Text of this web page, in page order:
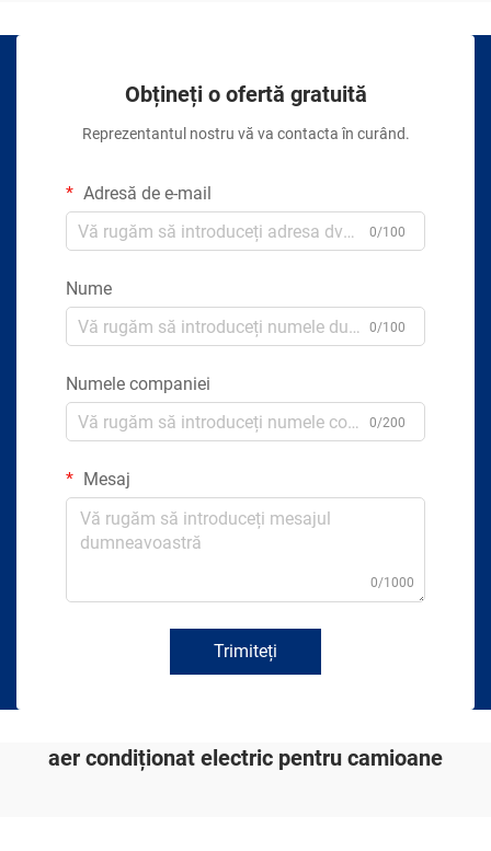
Obțineți o ofertă gratuită
Reprezentantul nostru vă va contacta în curând.
Adresă de e-mail
0/100
Nume
0/100
Numele companiei
0/200
Mesaj
0/1000
Trimiteți
aer condiționat electric pentru camioane